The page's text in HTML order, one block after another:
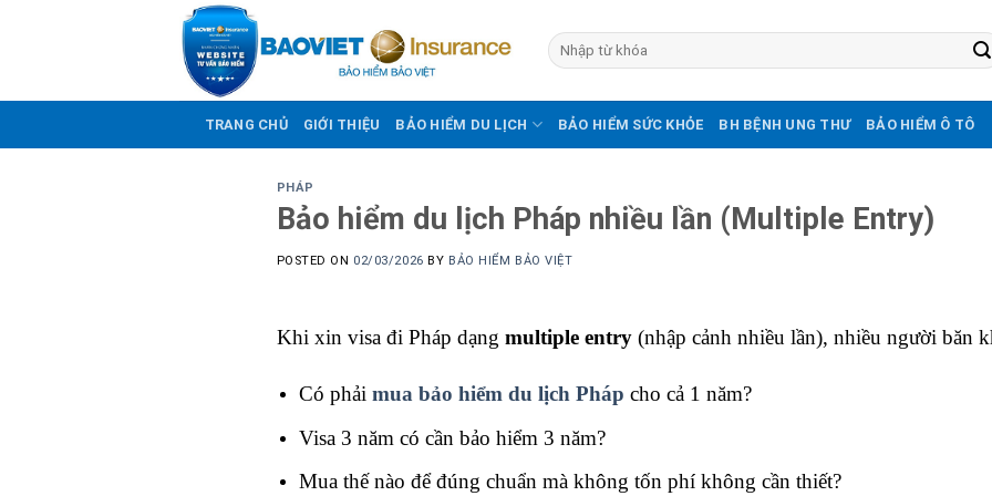
TRANG CHỦ GIỚI THIỆU BẢO HIỂM DU LỊCH BẢO HIỂM SỨC KHỎE BH BỆNH UNG THƯ BẢO HIỂM Ô TÔ
PHÁP
Bảo hiểm du lịch Pháp nhiều lần (Multiple Entry)
POSTED ON 02/03/2026 BY BẢO HIỂM BẢO VIỆT
Khi xin visa đi Pháp dạng multiple entry(nhập cảnh nhiều lần), nhiều người băn
Có phảimua bảo hiểm du lịch Pháp cho cả 1 năm?
Visa 3 năm có cần bảo hiểm 3 năm?
Mua thế nào để đúng chuẩn mà không tốn phí không cần thiết?